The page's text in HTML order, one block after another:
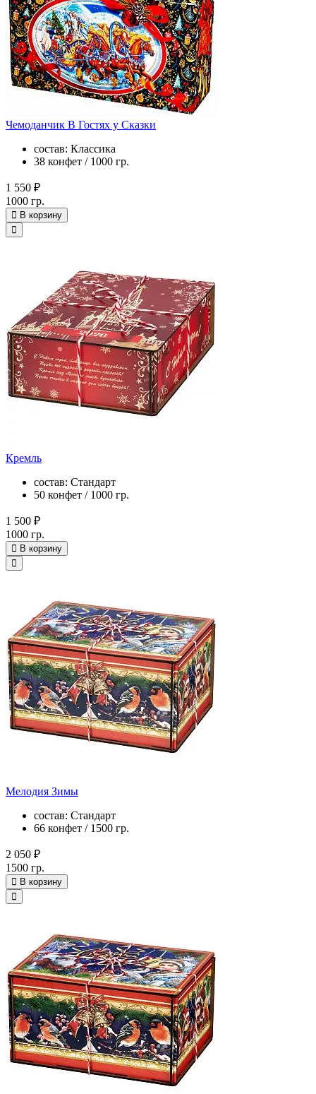
Чемоданчик В Гостях у Сказки
состав: Классика
38 конфет / 1000 гр.
1 550 ₽
1000 гр.
В корзину
Кремль
состав: Стандарт
50 конфет / 1000 гр.
1 500 ₽
1000 гр.
В корзину
Мелодия Зимы
состав: Стандарт
66 конфет / 1500 гр.
2 050 ₽
1500 гр.
В корзину